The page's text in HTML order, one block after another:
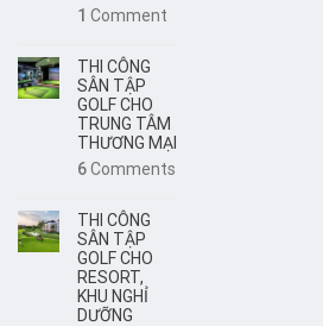
1 Comment
THI CÔNG
SÂN TẬP
GOLF CHO
TRUNG TÂM
THƯƠNG MẠI
6Comments
THI CÔNG
SÂN TẬP
GOLF CHO
RESORT,
KHU NGHỈ
DƯỠNG